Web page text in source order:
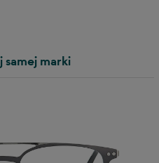
samej marki